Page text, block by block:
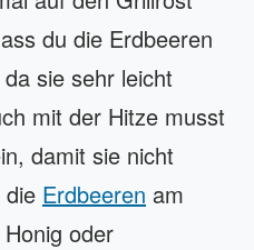
du die Erdbeeren
sie sehr leicht
mit der Hitze musst
damit sie nicht
Erdbeeren am
oder